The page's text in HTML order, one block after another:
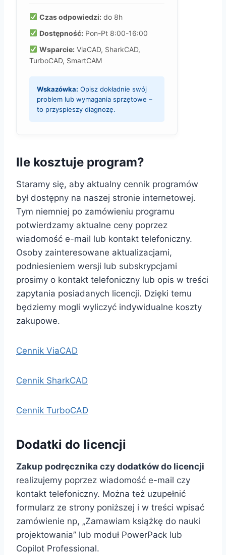
Czas odpowiedzi:do 8h
Dostępność:Pon-Pt 8:00-16:00
Wsparcie:ViaCAD, SharkCAD,
TurboCAD, SmartCAM
Wskazówka: Opisz dokładnie swój
problem lub wymagania sprzętowe –
to przyspieszy diagnozę.
Ile kosztuje program?
Staramy się, aby aktualny cennik programów
był dostępny na naszej stronie internetowej.
Tym niemniej po zamówieniu programu
potwierdzamy aktualne ceny poprzez
wiadomość e-mail lub kontakt telefoniczny.
Osoby zainteresowane aktualizacjami,
podniesieniem wersji lub subskrypcjami
prosimy o kontakt telefoniczny lub opis w treści
zapytania posiadanych licencji. Dzięki temu
będziemy mogli wyliczyć indywidualne koszty
zakupowe.
Cennik ViaCAD
Cennik SharkCAD
Cennik TurboCAD
Dodatki do licencji
Zakup podręcznika czy dodatków do licencji
realizujemy poprzez wiadomość e-mail czy
kontakt telefoniczny. Można też uzupełnić
formularz ze strony poniższej i w treści wpisać
zamówienie np, „Zamawiam książkę do nauki
projektowania” lub moduł PowerPack lub
Copilot Professional.